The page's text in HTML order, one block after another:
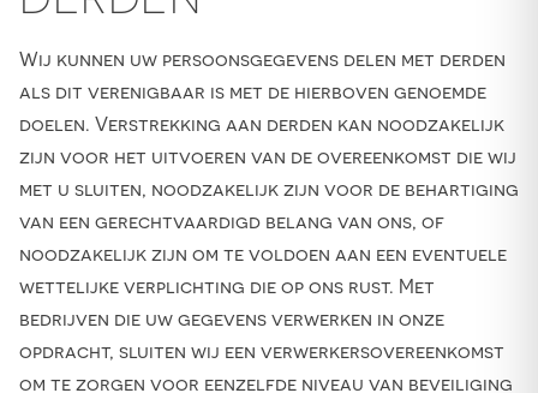
Wij kunnen uw persoonsgegevens delen met derden
als dit verenigbaar is met de hierboven genoemde
doelen. Verstrekking aan derden kan noodzakelijk
zijn voor het uitvoeren van de overeenkomst die wij
met u sluiten, noodzakelijk zijn voor de behartiging
van een gerechtvaardigd belang van ons, of
noodzakelijk zijn om te voldoen aan een eventuele
wettelijke verplichting die op ons rust. Met
bedrijven die uw gegevens verwerken in onze
opdracht, sluiten wij een verwerkersovereenkomst
om te zorgen voor eenzelfde niveau van beveiliging